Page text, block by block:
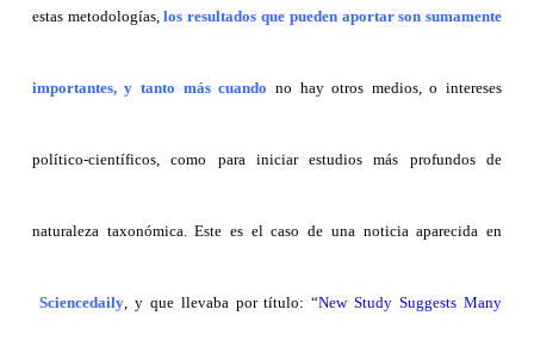
estas metodologías,los resultados que pueden aportar son sumamente
importantes, y tanto más cuando no hay otros medios, o intereses
político-científicos, como para iniciar estudios más profundos de
naturaleza taxonómica. Este es el caso de una noticia aparecida en
Sciencedaily, y que llevaba por título: “New Study Suggests Many